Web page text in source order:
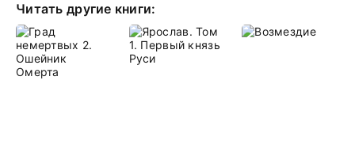
Читать другие книги: